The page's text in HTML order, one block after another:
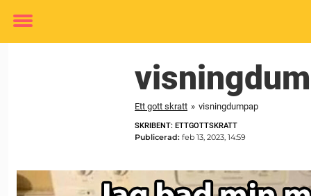
Toggle
Ett gott skratt » visningdumpap
SKRIBENT: ETTGOTTSKRATT
Publicerad: feb 13, 2023, 14:59